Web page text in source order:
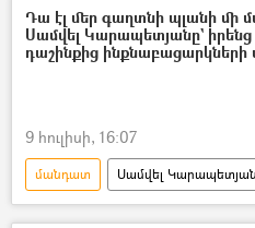
ԱԺ (Ազգային ժողով)
Ազգային ժողովի ընտրություններ
Դա էլ մեր գաղտնի պլանի մի
Սամվել Կարապետյանը` իրենց
դաշինքից ինքնաբացարկների
9 հուլիսի, 16:07
մանդատ
Սամվել Կարապետյան
«Ուժեղ Հայաստան»